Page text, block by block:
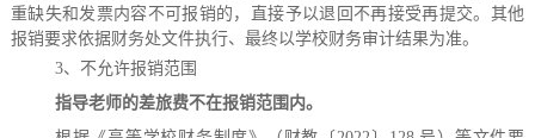
重缺失和发票内容不可报销的，直接予以退回不再接受再提交。其他
报销要求依据财务处文件执行、最终以学校财务审计结果为准。
3、不允许报销范围
指导老师的差旅费不在报销范围内。